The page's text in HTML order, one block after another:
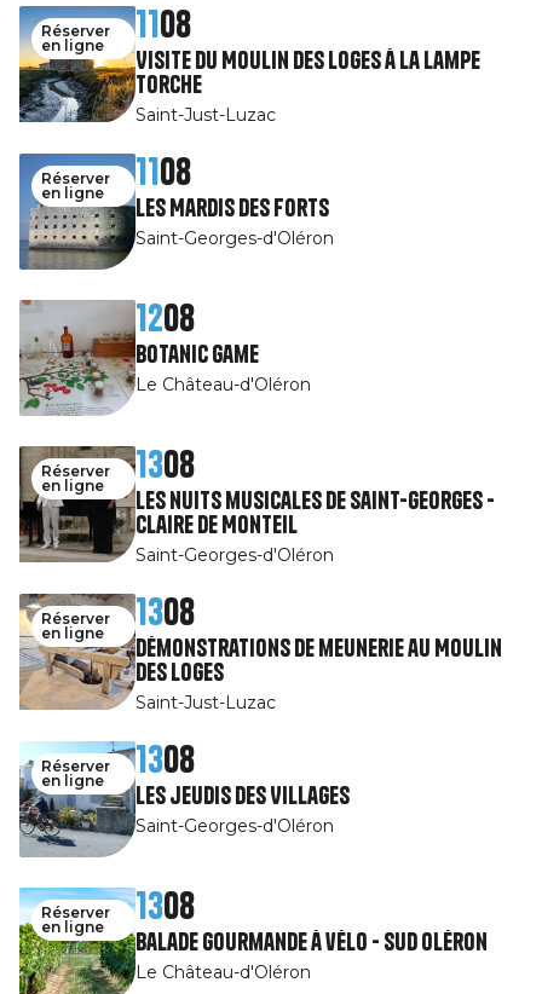
Réserver
en ligne
1108
Visite du Moulin des Loges à la Lampe
Torche
Saint-Just-Luzac
Réserver
en ligne
1108
Les Mardis des Forts
Saint-Georges-d'Oléron
1208
Botanic game
Le Château-d'Oléron
Réserver
en ligne
1308
Les nuits musicales de Saint-Georges -
Claire de Monteil
Saint-Georges-d'Oléron
Réserver
en ligne
1308
Démonstrations de meunerie au Moulin
des Loges
Saint-Just-Luzac
Réserver
en ligne
1308
Les jeudis des Villages
Saint-Georges-d'Oléron
Réserver
en ligne
1308
Balade gourmande à vélo - Sud Oléron
Le Château-d'Oléron